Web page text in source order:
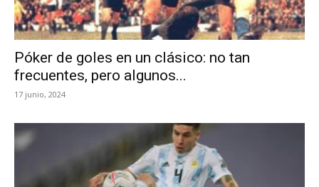
Póker de goles en un clásico: no tan
frecuentes, pero algunos...
17 junio, 2024